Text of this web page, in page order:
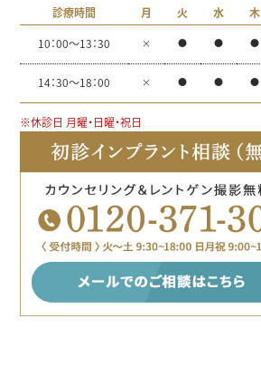
診療時間 月 火 水 木
10：00～13：30
× ● ● ●
14：30～18：00 × ● ● ●
※休診日 月曜・日曜・祝日